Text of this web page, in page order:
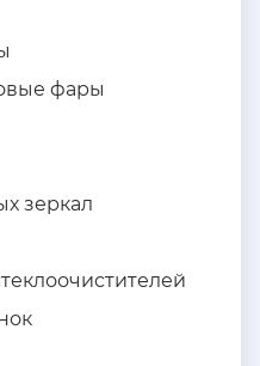
фары
зеркал